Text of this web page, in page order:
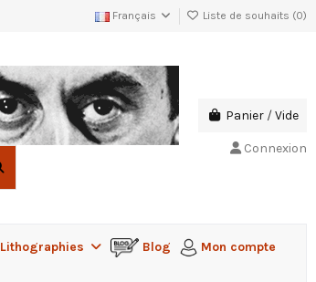
Français Liste de souhaits (0)
Panier /Vide
Connexion
Lithographies Blog Mon compte